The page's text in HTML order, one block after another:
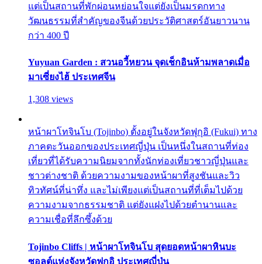
แต่เป็นสถานที่พักผ่อนหย่อนใจแต่ยังเป็นมรดกทาง
วัฒนธรรมที่สำคัญของจีนด้วยประวัติศาสตร์อันยาวนาน
กว่า 400 ปี
Yuyuan Garden : สวนอวี้หยวน จุดเช็กอินห้ามพลาดเมื่อ
มาเซี่ยงไฮ้ ประเทศจีน
1,308 views
หน้าผาโทจินโบ (Tojinbo) ตั้งอยู่ในจังหวัดฟุกุอิ (Fukui) ทาง
ภาคตะวันออกของประเทศญี่ปุ่น เป็นหนึ่งในสถานที่ท่อง
เที่ยวที่ได้รับความนิยมจากทั้งนักท่องเที่ยวชาวญี่ปุ่นและ
ชาวต่างชาติ ด้วยความงามของหน้าผาที่สูงชันและวิว
ทิวทัศน์ที่น่าทึ่ง และไม่เพียงแต่เป็นสถานที่ที่เต็มไปด้วย
ความงามจากธรรมชาติ แต่ยังแฝงไปด้วยตำนานและ
ความเชื่อที่ลึกซึ้งด้วย
Tojinbo Cliffs | หน้าผาโทจินโบ สุดยอดหน้าผาหินบะ
ซอลต์แห่งจังหวัดฟุกุอิ ประเทศญี่ปุ่น